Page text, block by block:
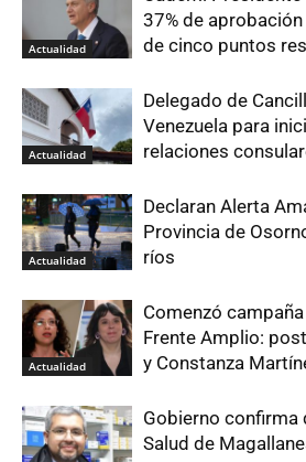
Actualidad
37% de
de cinco puntos
Actualidad
Delegado de
Venezuela para
relaciones
Actualidad
Declaran Alerta
Provincia de
ríos
Actualidad
Comenzó
Frente Amplio:
y Constanza
Gobierno confirma
Salud de